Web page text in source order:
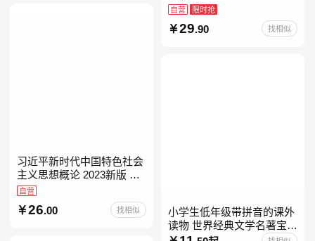
自营 限时抢
29.90 找相似
习近平新时代中国特色社会
主义思想概论 2023新版 自
考15041
自营
26.00 找相似
小学生低年级带拼音的课外
读物 世界经典文学名著宝库
儿童彩图注音版 小学生一二